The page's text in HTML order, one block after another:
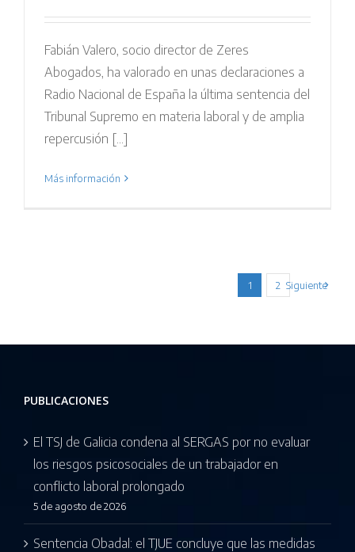
Fabián Valero, socio director de Zeres
Abogados, ha valorado en unas declaraciones a
Radio Nacional de España la última sentencia del
Tribunal Supremo en materia laboral y de amplia
repercusión [...]
Más información
1 2 Siguiente
PUBLICACIONES
El TSJ de Galicia condena al SERGAS por no evaluar
los riesgos psicosociales de un trabajador en
conflicto laboral prolongado
5 de agosto de 2026
Sentencia Obadal: el TJUE concluye que las medidas